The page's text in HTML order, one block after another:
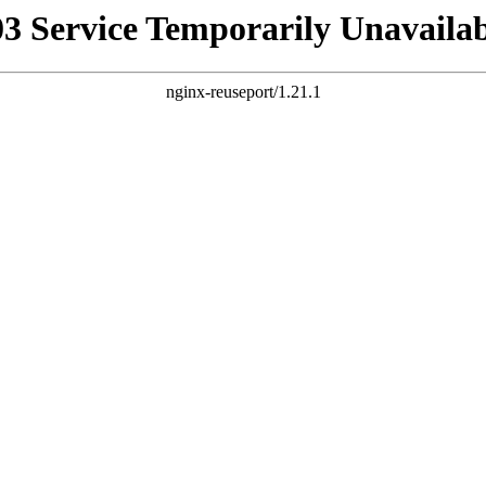
Service Temporarily
nginx-reuseport/1.21.1